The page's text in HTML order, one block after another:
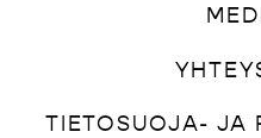
TIETOSUOJA- JA